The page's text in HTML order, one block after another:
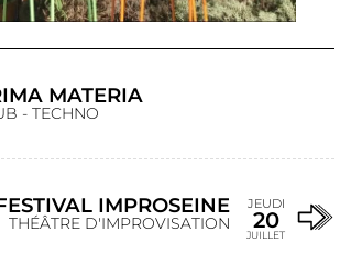
MATERIA
- TECHNO
IMPROSEINE
THÉÂTRE D'IMPROVISATION
JEUDI
20
JUILLET